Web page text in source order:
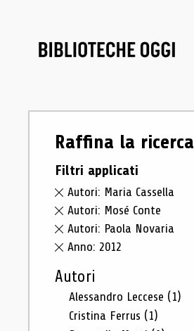
Raffina la ricerca
Filtri applicati
Autori: Maria Cassella
Autori: Mosé Conte
Autori: Paola Novaria
Anno: 2012
Autori
Alessandro Leccese (1)
Cristina Ferrus (1)